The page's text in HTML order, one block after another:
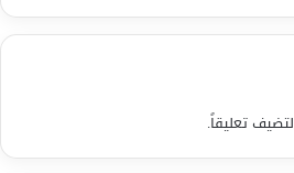
لتضيف تعليقاً.